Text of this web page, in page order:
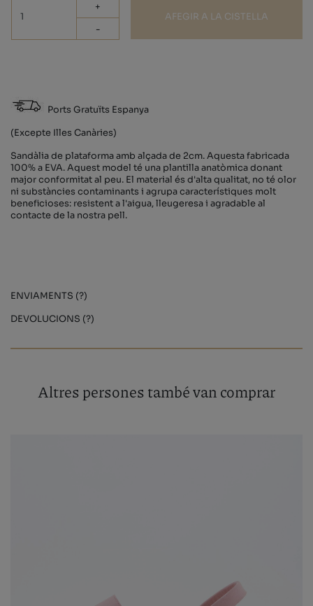
+
-
AFEGIR A LA CISTELLA
Ports Gratuïts Espanya
(Excepte Illes Canàries)
Sandàlia de plataforma amb alçada de 2cm. Aquesta fabricada
100% a EVA. Aquest model té una plantilla anatòmica donant
major conformitat al peu. El material és d'alta qualitat, no té olor
ni substàncies contaminants i agrupa característiques molt
beneficioses: resistent a l'aigua, lleugeresa i agradable al
contacte de la nostra pell.
ENVIAMENTS (?)
DEVOLUCIONS (?)
Altres persones també van comprar